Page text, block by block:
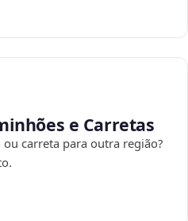
e Carretas
carreta para outra região?